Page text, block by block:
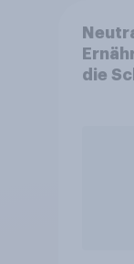
die